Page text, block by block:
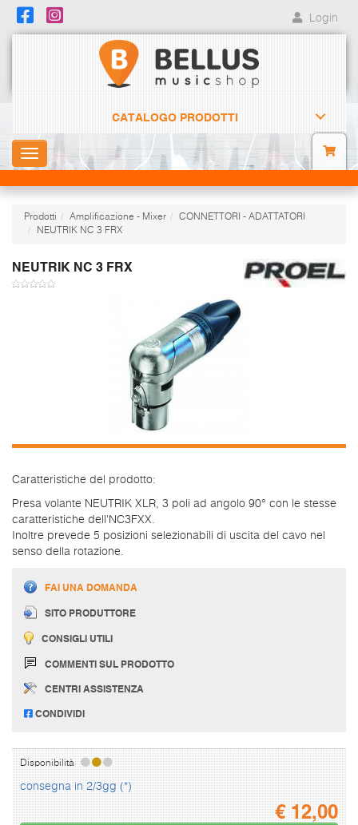
Login
CATALOGO PRODOTTI
Toggle
navigation
Prodotti Amplificazione - Mixer
CONNETTORI - ADATTATORI
NEUTRIK NC 3 FRX
NEUTRIK NC 3 FRX
Caratteristiche del prodotto:
Presa volante NEUTRIK XLR, 3 poli ad angolo 90° con le stesse
caratteristiche dell'NC3FXX.
Inoltre prevede 5 posizioni selezionabili di uscita del cavo nel
senso della rotazione.
FAI UNA DOMANDA
SITO PRODUTTORE
CONSIGLI UTILI
COMMENTI SUL PRODOTTO
CENTRI ASSISTENZA
CONDIVIDI
Disponibilità
consegna in 2/3gg (*)
€12,00